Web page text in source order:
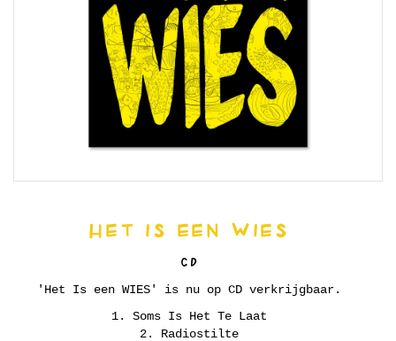
HET IS EEN WIES
CD
'Het Is een WIES' is nu op CD verkrijgbaar.
1. Soms Is Het Te Laat
2. Radiostilte